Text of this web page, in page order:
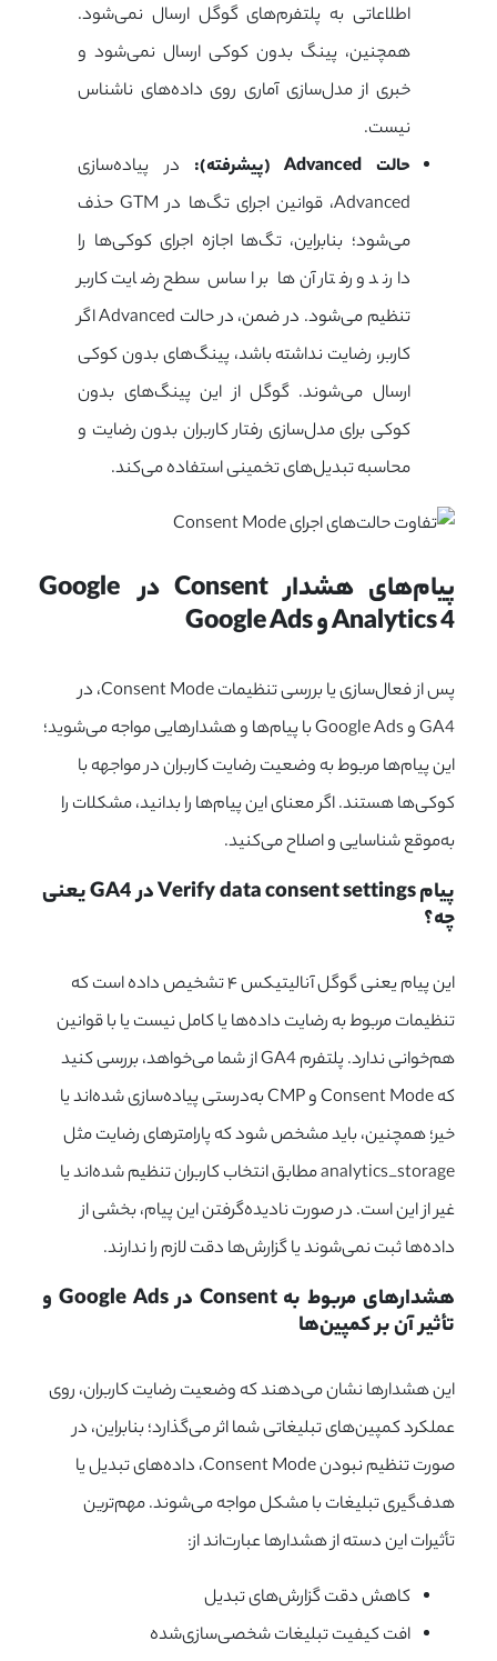
اطلاعاتی به پلتفرم‌های گوگل ارسال نمی‌شود.
همچنین، پینگ بدون کوکی ارسال نمی‌شود و
خبری از مدل‌سازی آماری روی داده‌های ناشناس
نیست.
حالت Advanced (پیشرفته):
در پیاده‌سازی
Advanced، قوانین اجرای تگ‌ها در GTM حذف
می‌شود؛ بنابراین، تگ‌ها اجازه اجرای کوکی‌ها را
دارند و رفتار آن‌ها بر اساس سطح رضایت کاربر
تنظیم می‌شود. در ضمن، در حالت Advancedاگر
کاربر، رضایت نداشته باشد، پینگ‌های بدون کوکی
ارسال می‌شوند. گوگل از این پینگ‌های بدون
کوکی برای مدل‌سازی رفتار کاربران بدون رضایت و
محاسبه تبدیل‌های تخمینی استفاده می‌کند.
پیام‌های هشدار Consent در Google
Analytics 4 و Google Ads
پس از فعال‌سازی یا بررسی تنظیمات Consent Mode، در
GA4 و Google Ads با پیام‌ها و هشدارهایی مواجه می‌شوید؛
این پیام‌ها مربوط به وضعیت رضایت کاربران در مواجهه با
کوکی‌ها هستند. اگر معنای این پیام‌ها را بدانید، مشکلات را
به‌موقع شناسایی و اصلاح می‌کنید.
پیام Verify data consent settings در GA4 یعنی
چه؟
این پیام یعنی گوگل آنالیتیکس ۴ تشخیص داده است که
تنظیمات مربوط به رضایت داده‌ها یا کامل نیست یا با قوانین
هم‌خوانی ندارد. پلتفرم GA4 از شما می‌خواهد، بررسی کنید
که Consent Mode و CMP به‌درستی پیاده‌سازی شده‌اند یا
خیر؛ همچنین، باید مشخص شود که پارامترهای رضایت مثل
analytics_storage مطابق انتخاب کاربران تنظیم شده‌اند یا
غیر از این است. در صورت نادیده‌گرفتن این پیام، بخشی از
داده‌ها ثبت نمی‌شوند یا گزارش‌ها دقت لازم را ندارند.
تأثیر آن بر کمپین‌ها
این هشدارها نشان می‌دهند که وضعیت رضایت کاربران، روی
عملکرد کمپین‌های تبلیغاتی شما اثر می‌گذارد؛ بنابراین، در
صورت تنظیم نبودن Consent Mode، داده‌های تبدیل یا
هدف‌گیری تبلیغات با مشکل مواجه می‌شوند. مهم‌ترین
تأثیرات این دسته از هشدارها عبارت‌اند از:
کاهش دقت گزارش‌های تبدیل
افت کیفیت تبلیغات شخصی‌سازی‌شده